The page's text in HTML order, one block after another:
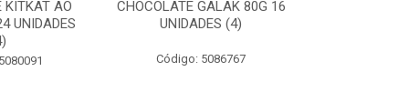
KITKAT AO
UNIDADES
CHOCOLATE GALAK 80G 16
UNIDADES (4)
Código: 5086767